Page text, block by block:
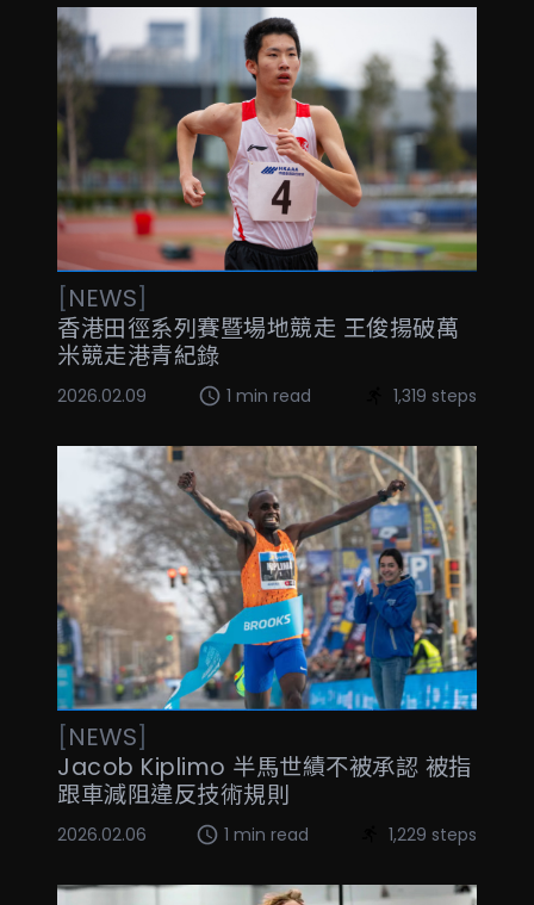
[NEWS]
香港田徑系列賽暨場地競走 王俊揚破萬
米競走港青紀錄
2026.02.09 1 min read 1,319 steps
[NEWS]
Jacob Kiplimo 半馬世績不被承認 被指
跟車減阻違反技術規則
2026.02.06 1 min read 1,229 steps